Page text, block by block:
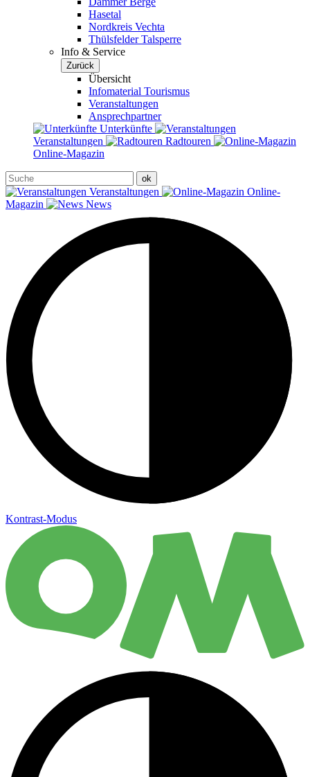
Hasetal
Nordkreis Vechta
Thülsfelder Talsperre
Info & Service
Zurück
Übersicht
Infomaterial Tourismus
Veranstaltungen
Ansprechpartner
Unterkünfte
Veranstaltungen
Radtouren
Online-Magazin
Veranstaltungen
Online-
Magazin
News
Kontrast-Modus